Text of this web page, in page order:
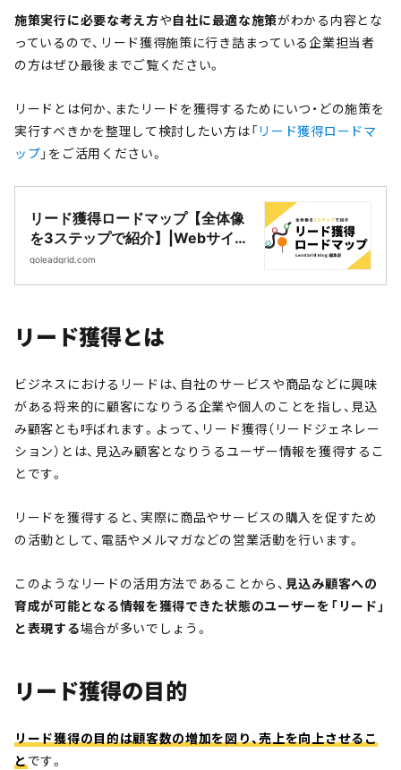
施策実行に必要な考え方や自社に最適な施策がわかる内容とな
っているので、リード獲得施策に行き詰まっている企業担当者
の方はぜひ最後までご覧ください。
リードとは何か、またリードを獲得するためにいつ・どの施策を
実行すべきかを整理して検討したい方は「リード獲得ロードマ
ップ」をご活用ください。
リード獲得ロードマップ【全体像
を3ステップで紹介】|Webサイト
制作・CMS開発｜LeadGrid
goleadgrid.com
リード獲得とは
ビジネスにおけるリードは、自社のサービスや商品などに興味
がある将来的に顧客になりうる企業や個人のことを指し、見込
み顧客とも呼ばれます。よって、リード獲得（リードジェネレー
ション）とは、見込み顧客となりうるユーザー情報を獲得するこ
とです。
リードを獲得すると、実際に商品やサービスの購入を促すため
の活動として、電話やメルマガなどの営業活動を行います。
このようなリードの活用方法であることから、 見込み顧客への
育成が可能となる情報を獲得できた状態のユーザーを「リード」
と表現する場合が多いでしょう。
リード獲得の目的
リード獲得の目的は顧客数の増加を図り、売上を向上させるこ
とです。